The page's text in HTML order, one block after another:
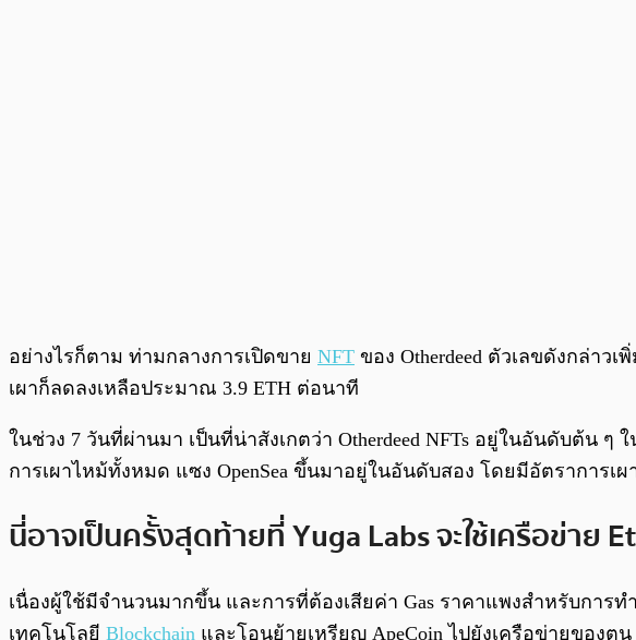
อย่างไรก็ตาม ท่ามกลางการเปิดขาย NFT ของ Otherdeed ตัวเลขดังกล่าว
เผาก็ลดลงเหลือประมาณ 3.9 ETH ต่อนาที
ในช่วง 7 วันที่ผ่านมา เป็นที่น่าสังเกตว่า Otherdeed NFTs อยู่ในอันดับต้น ๆ
การเผาไหม้ทั้งหมด แซง OpenSea ขึ้นมาอยู่ในอันดับสอง โดยมีอัตราการเผ
นี่อาจเป็นครั้งสุดท้ายที่ Yuga Labs จะใช้เครือข่าย
เนื่องผู้ใช้มีจำนวนมากขึ้น และการที่ต้องเสียค่า Gas ราคาแพงสำหรับการท
เทคโนโลยี Blockchain และโอนย้ายเหรียญ ApeCoin ไปยังเครือข่ายของตน